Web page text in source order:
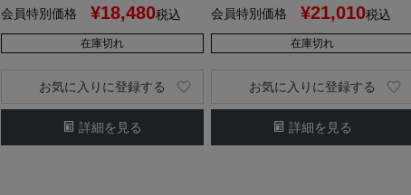
会員特別価格 ¥18,480税込
在庫切れ
詳細を見る
お気に入りに登録する
会員特別価格 ¥21,010税込
在庫切れ
詳細を見る
お気に入りに登録する